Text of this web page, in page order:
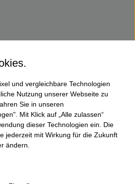
und vergleichbare Technologien
Nutzung unserer Webseite zu
Sie in unseren
Mit Klick auf „Alle zulassen“
dieser Technologien ein. Die
jederzeit mit Wirkung für die Zukunft
ändern.